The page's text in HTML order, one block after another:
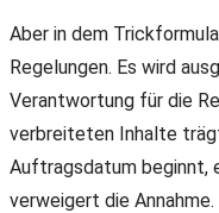
Aber in dem
Regelungen. Es wird
Verantwortung für die
verbreiteten Inhalte
Auftragsdatum beginnt,
verweigert die